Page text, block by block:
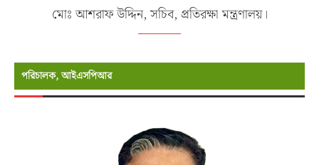
মোঃ আশরাফ উদ্দিন, সচিব, প্রতিরক্ষা মন্ত্রণালয়।
পরিচালক, আইএসপিআর